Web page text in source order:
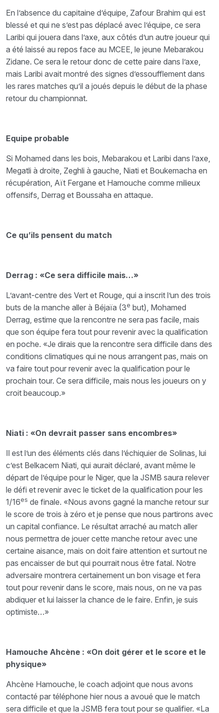
En l’absence du capitaine d’équipe, Zafour Brahim qui est
blessé et qui ne s’est pas déplacé avec l’équipe, ce sera
Laribi qui jouera dans l’axe, aux côtés d’un autre joueur qui
a été laissé au repos face au MCEE, le jeune Mebarakou
Zidane. Ce sera le retour donc de cette paire dans l’axe,
mais Laribi avait montré des signes d’essoufflement dans
les rares matches qu’il a joués depuis le début de la phase
retour du championnat.
Equipe probable
Si Mohamed dans les bois, Mebarakou et Laribi dans l’axe,
Megatli à droite, Zeghli à gauche, Niati et Boukemacha en
récupération, Aït Fergane et Hamouche comme milieux
offensifs, Derrag et Boussaha en attaque.
Ce qu’ils pensent du match
Derrag : «Ce sera difficile mais…»
L’avant-centre des Vert et Rouge, qui a inscrit l’un des trois
buts de la manche aller à Béjaïa (3e but), Mohamed
Derrag, estime que la rencontre ne sera pas facile, mais
que son équipe fera tout pour revenir avec la qualification
en poche. «Je dirais que la rencontre sera difficile dans des
conditions climatiques qui ne nous arrangent pas, mais on
va faire tout pour revenir avec la qualification pour le
prochain tour. Ce sera difficile, mais nous les joueurs on y
croit beaucoup.»
Niati : «On devrait passer sans encombres»
Il est l’un des éléments clés dans l’échiquier de Solinas, lui
c’est Belkacem Niati, qui aurait déclaré, avant même le
départ de l’équipe pour le Niger, que la JSMB saura relever
le défi et revenir avec le ticket de la qualification pour les
1/16es de finale. «Nous avons gagné la manche retour sur
le score de trois à zéro et je pense que nous partirons avec
un capital confiance. Le résultat arraché au match aller
nous permettra de jouer cette manche retour avec une
certaine aisance, mais on doit faire attention et surtout ne
pas encaisser de but qui pourrait nous être fatal. Notre
adversaire montrera certainement un bon visage et fera
tout pour revenir dans le score, mais nous, on ne va pas
abdiquer et lui laisser la chance de le faire. Enfin, je suis
optimiste…»
Hamouche Ahcène : «On doit gérer et le score et le
physique»
Ahcène Hamouche, le coach adjoint que nous avons
contacté par téléphone hier nous a avoué que le match
sera difficile et que la JSMB fera tout pour se qualifier. «La